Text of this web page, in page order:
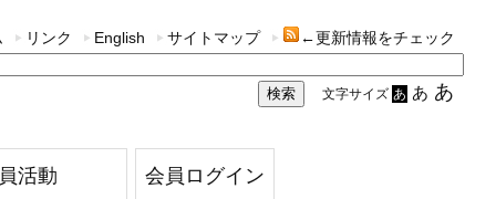
リンク English サイトマップ ←更新情報をチェック
文字サイズ あ あ あ
活動
会員ログイン